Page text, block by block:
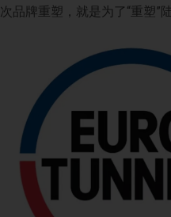
次品牌重塑，就是为了“重塑”